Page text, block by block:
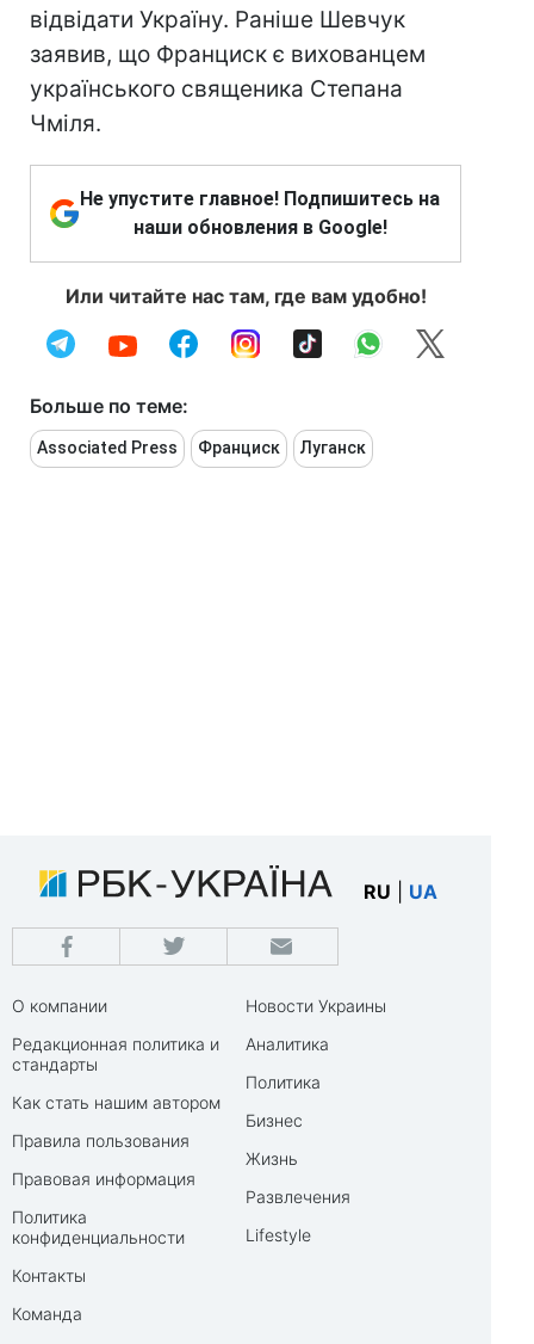
відвідати Україну. Раніше Шевчук
заявив, що Франциск є вихованцем
українського священика Степана
Чміля.
Не упустите главное! Подпишитесь на
наши обновления в Google!
Или читайте нас там, где вам удобно!
Больше по теме:
Associated Press Франциск Луганск
RU UA
О компании
Редакционная политика и
стандарты
Как стать нашим автором
Правила пользования
Правовая информация
Политика
конфиденциальности
Контакты
Команда
Новости Украины
Аналитика
Политика
Бизнес
Жизнь
Развлечения
Lifestyle